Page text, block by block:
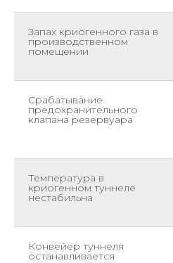
Запах криогенного газа в
производственном
помещении
Срабатывание
предохранительного
клапана резервуара
Температура в
криогенном туннеле
нестабильна
Конвейер туннеля
останавливается